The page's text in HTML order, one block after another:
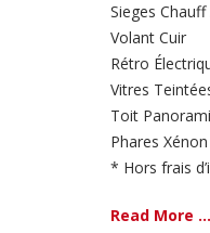
Sieges Chauff
Volant Cuir
Rétro
Vitres
Toit
Phares Xénon
* Hors frais
Read More ...